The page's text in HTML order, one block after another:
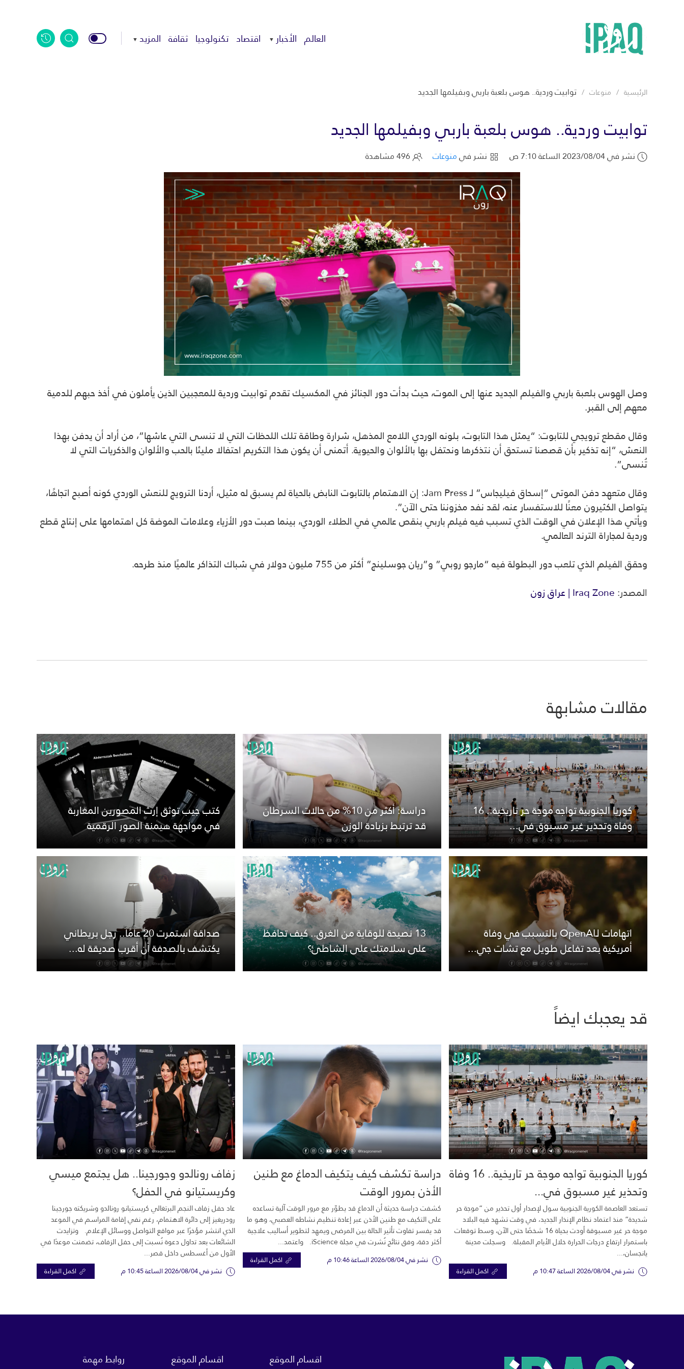
العالم الأخبار اقتصاد تكنولوجيا ثقافة المزيد
الرئيسية منوعات توابيت وردية.. هوس بلعبة باربي وبفيلمها الجديد
توابيت وردية.. هوس بلعبة باربي وبفيلمها الجديد
نشر في 2023/08/04 الساعة 7:10 ص نشر فيمنوعات
وصل الهوس بلعبة باربي والفيلم الجديد عنها إلى الموت، حيث بدأت دور الجنائز في المكسيك تقدم توابيت وردية للمعجبين الذين يأملون في أخذ حبهم للدمية
معهم إلى القبر.
وقال مقطع ترويجي للتابوت: “يمثل هذا التابوت، بلونه الوردي اللامع المذهل، شرارة وطاقة تلك اللحظات التي لا تنسى التي عاشها”، من أراد أن يدفن بهذا
النعش، “إنه تذكير بأن قصصنا تستحق أن نتذكرها ونحتفل بها بالألوان والحيوية. أتمنى أن يكون هذا التكريم احتفالا مليئا بالحب والألوان والذكريات التي لا
تُنسى”.
وقال متعهد دفن الموتى “إسحاق فيليجاس” لـ Jam Press: إن الاهتمام بالتابوت النابض بالحياة لم يسبق له مثيل، أردنا الترويج للنعش الوردي كونه أصبح اتجاهًا،
يتواصل الكثيرون معنًا للاستفسار عنه، لقد نفد مخزوننا حتى الآن”.
ويأتي هذا الإعلان في الوقت الذي تسبب فيه فيلم باربي بنقص عالمي في الطلاء الوردي، بينما صبت دور الأزياء وعلامات الموضة كل اهتمامها على إنتاج قطع
وردية لمجاراة الترند العالمي.
وحقق الفيلم الذي تلعب دور البطولة فيه “مارجو روبي” و”ريان جوسلينج” أكثر من 755 مليون دولار في شباك التذاكر عالميًا منذ طرحه.
المصدر:Iraq Zone | عراق زون
مقالات مشابهة
كوريا الجنوبية تواجه موجة حر تاريخية.. 16
وفاة وتحذير غير مسبوق في...
دراسة: أكثر من 10% من حالات السرطان
قد ترتبط بزيادة الوزن
كتب جيب توثق إرث المصورين المغاربة
في مواجهة هيمنة الصور الرقمية
اتهامات لـOpenAI بالتسبب في وفاة
أمريكية بعد تفاعل طويل مع تشات جي...
13 نصيحة للوقاية من الغرق.. كيف تحافظ
على سلامتك على الشاطئ؟
صداقة استمرت 20 عامًا.. رجل بريطاني
يكتشف بالصدفة أن أقرب صديقة له...
قد يعجبك ايضاً
كوريا الجنوبية تواجه موجة حر تاريخية.. 16 وفاة
وتحذير غير مسبوق في...
تستعد العاصمة الكورية الجنوبية سول لإصدار أول تحذير من “موجة حر
شديدة” منذ اعتماد نظام الإنذار الجديد، في وقت تشهد فيه البلاد
موجة حر غير مسبوقة أودت بحياة 16 شخصًا حتى الآن، وسط توقعات
باستمرار ارتفاع درجات الحرارة خلال الأيام المقبلة. وسجلت مدينة
يانجسان،...
نشر في 2026/08/04 الساعة 10:47 م اكمل القراءة
دراسة تكشف كيف يتكيف الدماغ مع طنين
الأذن بمرور الوقت
كشفت دراسة حديثة أن الدماغ قد يطوّر مع مرور الوقت آلية تساعده
على التكيف مع طنين الأذن عبر إعادة تنظيم نشاطه العصبي، وهو ما
قد يفسر تفاوت تأثير الحالة بين المرضى ويمهد لتطوير أساليب علاجية
أكثر دقة، وفق نتائج نُشرت في مجلة iScience. واعتمد...
نشر في 2026/08/04 الساعة 10:46 م اكمل القراءة
زفاف رونالدو وجورجينا.. هل يجتمع ميسي
وكريستيانو في الحفل؟
عاد حفل زفاف النجم البرتغالي كريستيانو رونالدو وشريكته جورجينا
رودريغيز إلى دائرة الاهتمام، رغم نفي إقامة المراسم في الموعد
الذي انتشر مؤخرًا عبر مواقع التواصل ووسائل الإعلام. وتزايدت
الشائعات بعد تداول دعوة نُسبت إلى حفل الزفاف، تضمنت موعدًا في
الأول من أغسطس داخل قصر...
نشر في 2026/08/04 الساعة 10:45 م اكمل القراءة
اقسام الموقع اقسام الموقع روابط مهمة